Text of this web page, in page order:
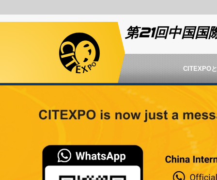
第21回中国国
CITEXPO